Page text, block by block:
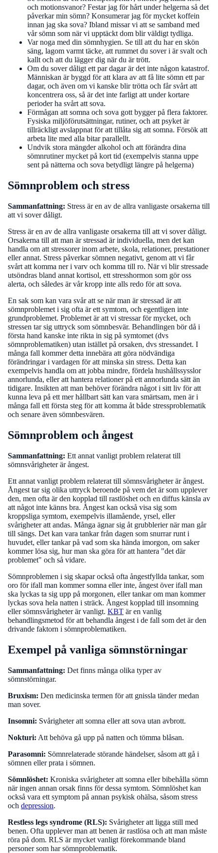
och motionsvanor? Festar jag för hårt under helgerna så det
påverkar min sömn? Konsumerar jag för mycket koffein
innan jag ska sova? Ibland missar vi att se samband med
vår sömn som när vi upptäckt dom blir väldigt tydliga.
Var noga med din sömnhygien. Se till att du har en skön
säng, lagom varmt täcke, att rummet du sover i är svalt och
kallt och att du lägger dig när du är trött.
Om du sover dåligt ett par dagar är det inte någon katastrof.
Människan är byggd för att klara av att få lite sömn ett par
dagar, och även om vi kanske blir trötta och får svårt att
koncentrera oss, så är det inte farligt att under kortare
perioder ha svårt att sova.
Förmågan att somna och sova gott bygger på flera faktorer.
Fysiska miljöförutsättningar, rutiner, och att psyket är
tillräckligt avslappnat för att tillåta sig att somna. Försök att
arbeta lite med alla bitar parallellt.
Undvik stora mängder alkohol och att förändra dina
sömnrutiner mycket på kort tid (exempelvis stanna uppe
sent på nätterna och sova betydligt längre på helgerna)
Sömnproblem och stress
Sammanfattning: Stress är en av de allra vanligaste orsakerna till
att vi sover dåligt.
Stress är en av de allra vanligaste orsakerna till att vi sover dåligt.
Orsakerna till att man är stressad är individuella, men det kan
handla om att stressorer inom arbete, skola, relationer, prestationer
eller annat. Stress påverkar sömnen negativt, genom att vi får
svårt att komma ner i varv och komma till ro. När vi blir stressade
utsöndras bland annat kortisol, ett stresshormon som gör oss
alerta, och således är vår kropp inte alls redo för att sova.
En sak som kan vara svår att se när man är stressad är att
sömnproblemet i sig ofta är ett symtom, och egentligen inte
grundproblemet. Problemet är att vi stressar för mycket, och
stressen tar sig uttryck som sömnbesvär. Behandlingen bör då i
första hand kanske inte rikta in sig på symtomet (dvs
sömnproblematiken) utan istället på orsaken, dvs stressandet. I
många fall kommer detta innebära att göra nödvändiga
förändringar i vardagen för att minska sin stress. Detta kan
exempelvis handla om att jobba mindre, fördela hushållssysslor
annorlunda, eller att hantera relationer på ett annorlunda sätt än
tidigare. Insikten att man behöver förändra något i sitt liv för att
kunna leva på ett mer hållbart sätt kan vara smärtsam, men är i
många fall ett första steg för att komma åt både stressproblematik
och senare även sömnbesvären.
Sömnproblem och ångest
Sammanfattning: Ett annat vanligt problem relaterat till
sömnsvårigheter är ångest.
Ett annat vanligt problem relaterat till sömnsvårigheter är ångest.
Ångest tar sig olika uttryck beroende på vem det är som upplever
den, men ofta är den kopplad till rastlöshet och en diffus känsla av
att något inte känns bra. Ångest kan också visa sig som
kroppsliga symtom, exempelvis illamående, yrsel, eller
svårigheter att andas. Många ägnar sig åt grubblerier när man går
till sängs. Det kan vara tankar från dagen som snurrar runt i
huvudet, eller tankar på vad som ska hända imorgon, om saker
kommer lösa sig, hur man ska göra för att hantera "det där
problemet" och så vidare.
Sömnproblemen i sig skapar också ofta ångestfyllda tankar, som
oro för ifall man kommer somna eller inte, ångest över ifall man
ska lyckas ta sig upp på morgonen, eller tankar om man kommer
lyckas sova hela natten i sträck. Ångest kopplad till insomning
eller sömnsvårigheter är vanligt. KBT är en vanlig
behandlingsmetod för att behandla ångest i de fall som det är den
drivande faktorn i sömnproblematiken.
Exempel på vanliga sömnstörningar
Sammanfattning: Det finns många olika typer av
sömnstörningar.
Bruxism: Den medicinska termen för att gnissla tänder medan
man sover.
Insomni: Svårigheter att somna eller att sova utan avbrott.
Nokturi: Att behöva gå upp på natten och tömma blåsan.
Parasomni: Sömnrelaterade störande händelser, såsom att gå i
sömnen eller prata i sömnen.
Sömnlöshet: Kroniska svårigheter att somna eller bibehålla sömn
när ingen annan orsak finns för dessa symtom. Sömnlöshet kan
också vara ett symptom på annan psykisk ohälsa, såsom stress
och depression.
Restless legs syndrome (RLS): Svårigheter att ligga still med
benen. Ofta upplever man att benen är rastlösa och att man måste
röra på dom. RLS är mycket vanligt förekommande bland
personer som har sömnproblematik.